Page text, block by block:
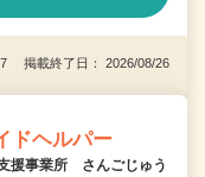
掲載終了日： 2026/08/26
ドヘルパー
援事業所 さんごじゅう